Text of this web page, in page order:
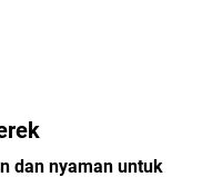
dan nyaman untuk